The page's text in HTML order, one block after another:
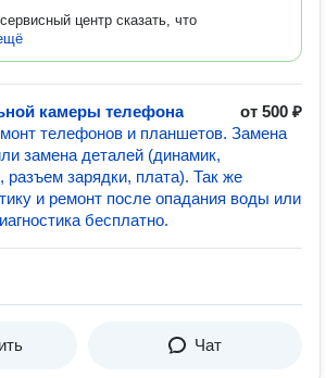
центр сказать, что
камеры телефона
от 500 ₽
телефонов и планшетов. Замена
замена деталей (динамик,
зарядки, плата). Так же
и ремонт после опадания воды или
бесплатно.
Чат